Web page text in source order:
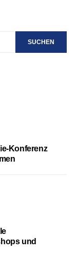
SUCHEN
Konferenz
und